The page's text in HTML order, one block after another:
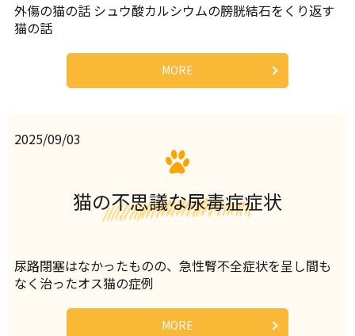
外傷の猫の話 シュウ酸カルシウムの膀胱結石をくり返す
猫の話
MORE
2025/09/03
猫の不思議な尿毒症症状
尿路閉塞はなかったものの、急性腎不全症状を呈し間も
なく治ったオス猫の症例
MORE